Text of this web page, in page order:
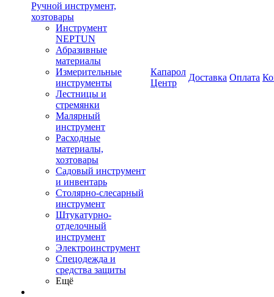
Ручной инструмент,
хозтовары
Инструмент
NEPTUN
Абразивные
материалы
Измерительные
инструменты
Лестницы и
стремянки
Малярный
инструмент
Расходные
материалы,
хозтовары
Садовый инструмент
и инвентарь
Столярно-слесарный
инструмент
Штукатурно-
отделочный
инструмент
Электроинструмент
Спецодежда и
средства защиты
Ещё
Капарол
Центр
Доставка Оплата